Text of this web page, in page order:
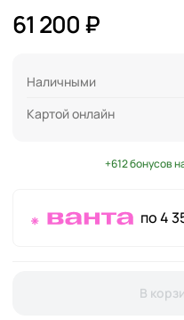
61 200 ₽
Наличными
Картой онлайн
+612 бонусов
по 4
В